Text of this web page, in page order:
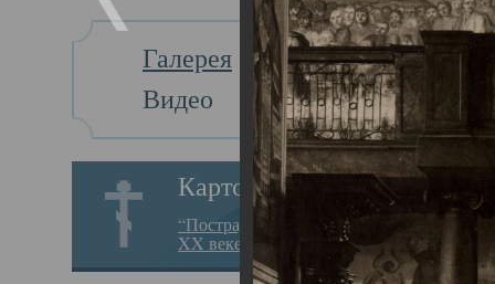
Галерея
Видео
Картотека
“Пострадавшие за веру в
XX веке на Севере”
Главная